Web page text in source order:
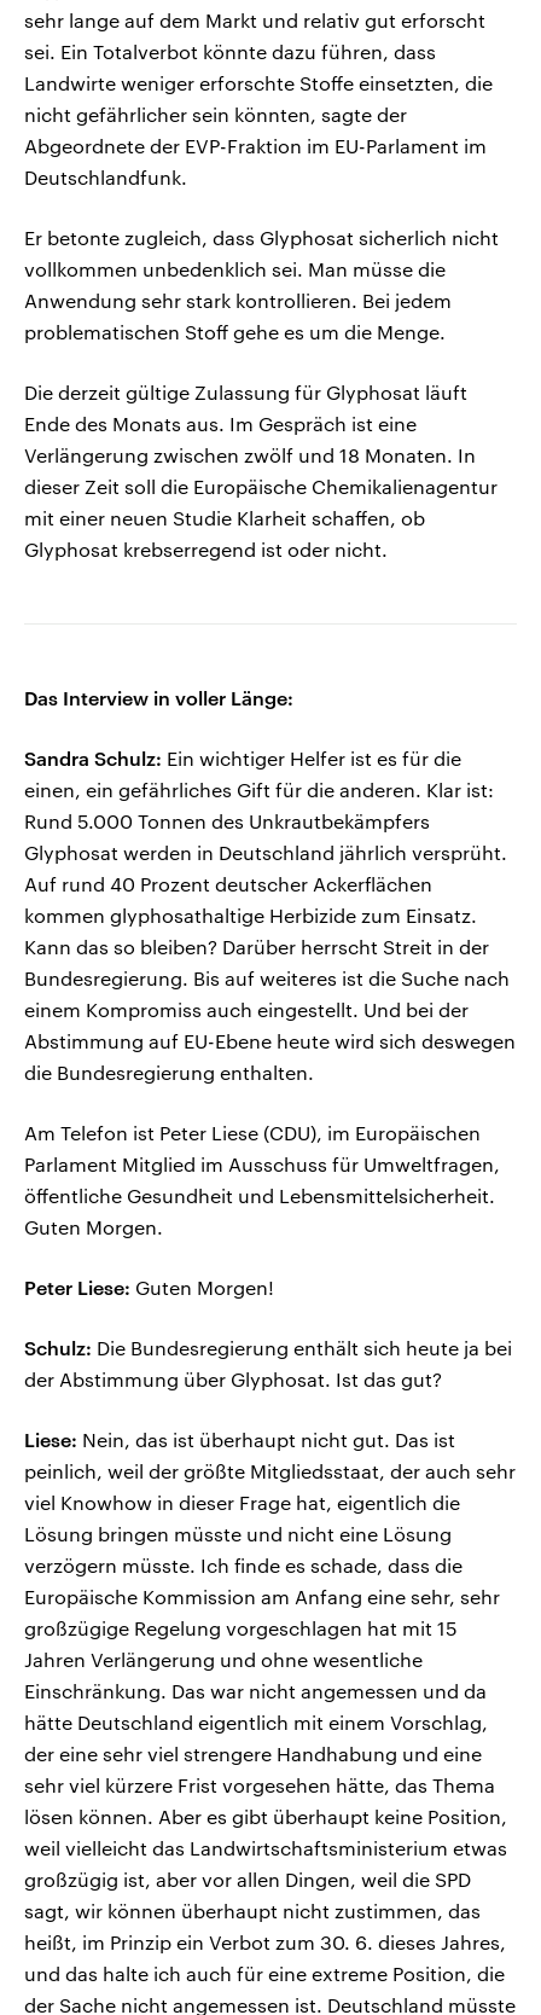
sehr lange auf dem Markt und relativ gut erforscht
sei. Ein Totalverbot könnte dazu führen, dass
Landwirte weniger erforschte Stoffe einsetzten, die
nicht gefährlicher sein könnten, sagte der
Abgeordnete der EVP-Fraktion im EU-Parlament im
Deutschlandfunk.
Er betonte zugleich, dass Glyphosat sicherlich nicht
vollkommen unbedenklich sei. Man müsse die
Anwendung sehr stark kontrollieren. Bei jedem
problematischen Stoff gehe es um die Menge.
Die derzeit gültige Zulassung für Glyphosat läuft
Ende des Monats aus. Im Gespräch ist eine
Verlängerung zwischen zwölf und 18 Monaten. In
dieser Zeit soll die Europäische Chemikalienagentur
mit einer neuen Studie Klarheit schaffen, ob
Glyphosat krebserregend ist oder nicht.
Das Interview in voller Länge:
Sandra Schulz: Ein wichtiger Helfer ist es für die
einen, ein gefährliches Gift für die anderen. Klar ist:
Rund 5.000 Tonnen des Unkrautbekämpfers
Glyphosat werden in Deutschland jährlich versprüht.
Auf rund 40 Prozent deutscher Ackerflächen
kommen glyphosathaltige Herbizide zum Einsatz.
Kann das so bleiben? Darüber herrscht Streit in der
Bundesregierung. Bis auf weiteres ist die Suche nach
einem Kompromiss auch eingestellt. Und bei der
Abstimmung auf EU-Ebene heute wird sich deswegen
die Bundesregierung enthalten.
Am Telefon ist Peter Liese (CDU), im Europäischen
Parlament Mitglied im Ausschuss für Umweltfragen,
öffentliche Gesundheit und Lebensmittelsicherheit.
Guten Morgen.
Peter Liese: Guten Morgen!
Schulz: Die Bundesregierung enthält sich heute ja bei
der Abstimmung über Glyphosat. Ist das gut?
Liese: Nein, das ist überhaupt nicht gut. Das ist
peinlich, weil der größte Mitgliedsstaat, der auch sehr
viel Knowhow in dieser Frage hat, eigentlich die
Lösung bringen müsste und nicht eine Lösung
verzögern müsste. Ich finde es schade, dass die
Europäische Kommission am Anfang eine sehr, sehr
großzügige Regelung vorgeschlagen hat mit 15
Jahren Verlängerung und ohne wesentliche
Einschränkung. Das war nicht angemessen und da
hätte Deutschland eigentlich mit einem Vorschlag,
der eine sehr viel strengere Handhabung und eine
sehr viel kürzere Frist vorgesehen hätte, das Thema
lösen können. Aber es gibt überhaupt keine Position,
weil vielleicht das Landwirtschaftsministerium etwas
großzügig ist, aber vor allen Dingen, weil die SPD
sagt, wir können überhaupt nicht zustimmen, das
heißt, im Prinzip ein Verbot zum 30. 6. dieses Jahres,
und das halte ich auch für eine extreme Position, die
der Sache nicht angemessen ist. Deutschland müsste